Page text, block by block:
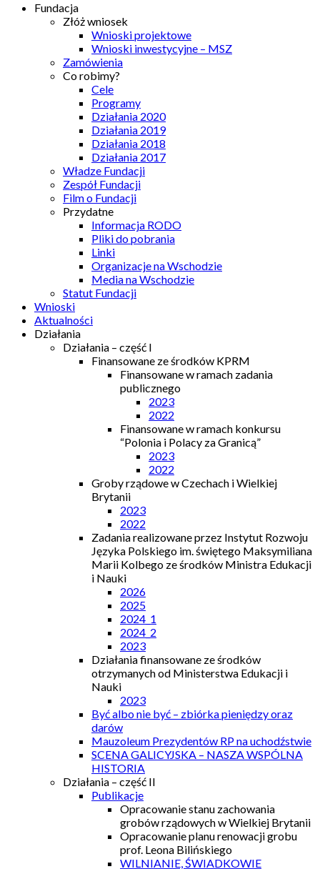
Fundacja
Złóż wniosek
Wnioski projektowe
Wnioski inwestycyjne – MSZ
Zamówienia
Co robimy?
Cele
Programy
Działania 2020
Działania 2019
Działania 2018
Działania 2017
Władze Fundacji
Zespół Fundacji
Film o Fundacji
Przydatne
Informacja RODO
Pliki do pobrania
Linki
Organizacje na Wschodzie
Media na Wschodzie
Statut Fundacji
Wnioski
Aktualności
Działania
Działania – część I
Finansowane ze środków KPRM
Finansowane w ramach zadania
publicznego
2023
2022
Finansowane w ramach konkursu
“Polonia i Polacy za Granicą”
2023
2022
Groby rządowe w Czechach i Wielkiej
Brytanii
2023
2022
Zadania realizowane przez Instytut Rozwoju
Języka Polskiego im. świętego Maksymiliana
Marii Kolbego ze środków Ministra Edukacji
i Nauki
2026
2025
2024_1
2024_2
2023
Działania finansowane ze środków
otrzymanych od Ministerstwa Edukacji i
Nauki
2023
Być albo nie być – zbiórka pieniędzy oraz
darów
Mauzoleum Prezydentów RP na uchodźstwie
SCENA GALICYJSKA – NASZA WSPÓLNA
HISTORIA
Działania – część II
Publikacje
Opracowanie stanu zachowania
grobów rządowych w Wielkiej Brytanii
Opracowanie planu renowacji grobu
prof. Leona Bilińskiego
WILNIANIE, ŚWIADKOWIE